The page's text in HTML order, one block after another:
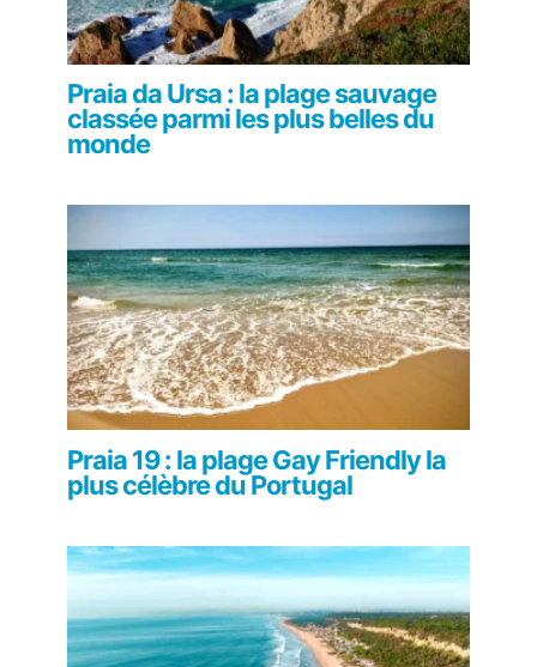
Praia da Ursa : la plage sauvage
classée parmi les plus belles du
monde
Praia 19 : la plage Gay Friendly la
plus célèbre du Portugal